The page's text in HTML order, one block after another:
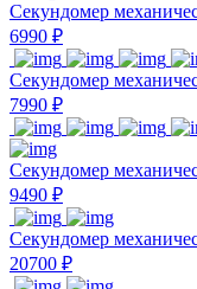
Секундомер
6990 ₽
Секундомер
7990 ₽
Секундомер
9490 ₽
Секундомер
20700 ₽